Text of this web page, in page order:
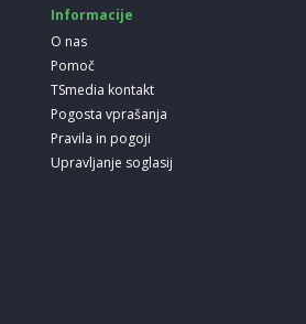
Informacije
O nas
Pomoč
TSmedia kontakt
Pogosta vprašanja
Pravila in pogoji
Upravljanje soglasij